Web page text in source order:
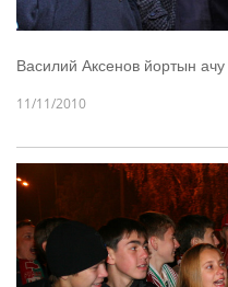
Василий Аксенов йортын
11/11/2010